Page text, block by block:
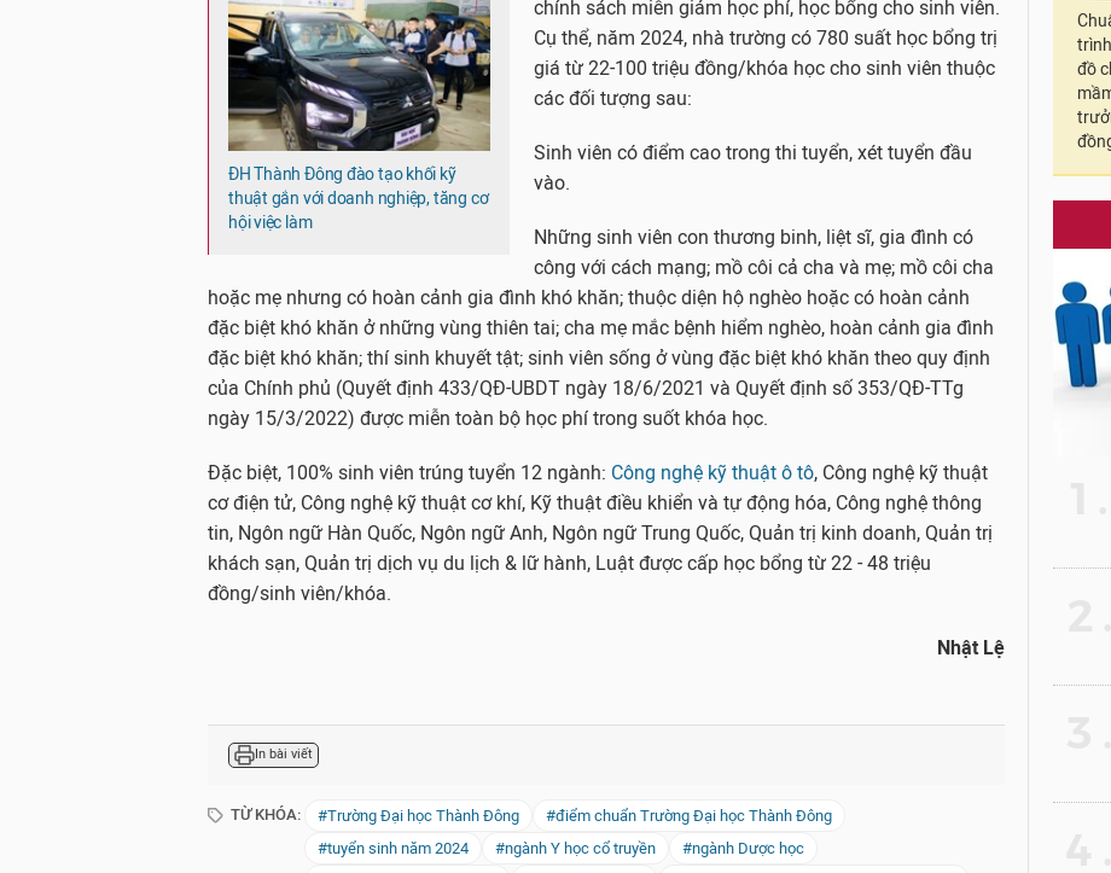
ĐH Thành Đông đào tạo khối kỹ
thuật gắn với doanh nghiệp, tăng cơ
hội việc làm
chính sách miễn giảm học phí, học bổng cho sinh viên.
Cụ thể, năm 2024, nhà trường có 780 suất học bổng trị
giá từ 22-100 triệu đồng/khóa học cho sinh viên thuộc
các đối tượng sau:
Sinh viên có điểm cao trong thi tuyển, xét tuyển đầu
vào.
Những sinh viên con thương binh, liệt sĩ, gia đình có
công với cách mạng; mồ côi cả cha và mẹ; mồ côi cha
hoặc mẹ nhưng có hoàn cảnh gia đình khó khăn; thuộc diện hộ nghèo hoặc có hoàn cảnh
đặc biệt khó khăn ở những vùng thiên tai; cha mẹ mắc bệnh hiểm nghèo, hoàn cảnh gia đình
đặc biệt khó khăn; thí sinh khuyết tật; sinh viên sống ở vùng đặc biệt khó khăn theo quy định
của Chính phủ (Quyết định 433/QĐ-UBDT ngày 18/6/2021 và Quyết định số 353/QĐ-TTg
ngày 15/3/2022) được miễn toàn bộ học phí trong suốt khóa học.
Đặc biệt, 100% sinh viên trúng tuyển 12 ngành: Công nghệ kỹ thuật ô tô, Công nghệ kỹ thuật
cơ điện tử, Công nghệ kỹ thuật cơ khí, Kỹ thuật điều khiển và tự động hóa, Công nghệ thông
tin, Ngôn ngữ Hàn Quốc, Ngôn ngữ Anh, Ngôn ngữ Trung Quốc, Quản trị kinh doanh, Quản trị
khách sạn, Quản trị dịch vụ du lịch & lữ hành, Luật được cấp học bổng từ 22 - 48 triệu
đồng/sinh viên/khóa.
Nhật Lệ
In bài viết
TỪ KHÓA: #Trường Đại học Thành Đông
#điểm chuẩn Trường Đại học Thành Đông
#tuyển sinh năm 2024
#ngành Y học cổ truyền
#ngành Dược học
đồ